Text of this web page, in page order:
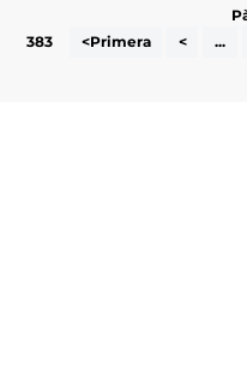
383
<Primera < ...